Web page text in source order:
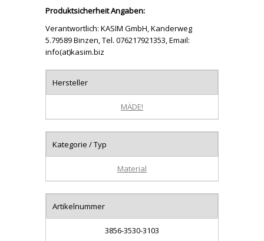
Produktsicherheit Angaben:
Verantwortlich: KASIM GmbH, Kanderweg
5.79589 Binzen, Tel. 076217921353, Email:
info(at)kasim.biz
Hersteller
MÄDE!
Kategorie / Typ
Material
Artikelnummer
3856-3530-3103